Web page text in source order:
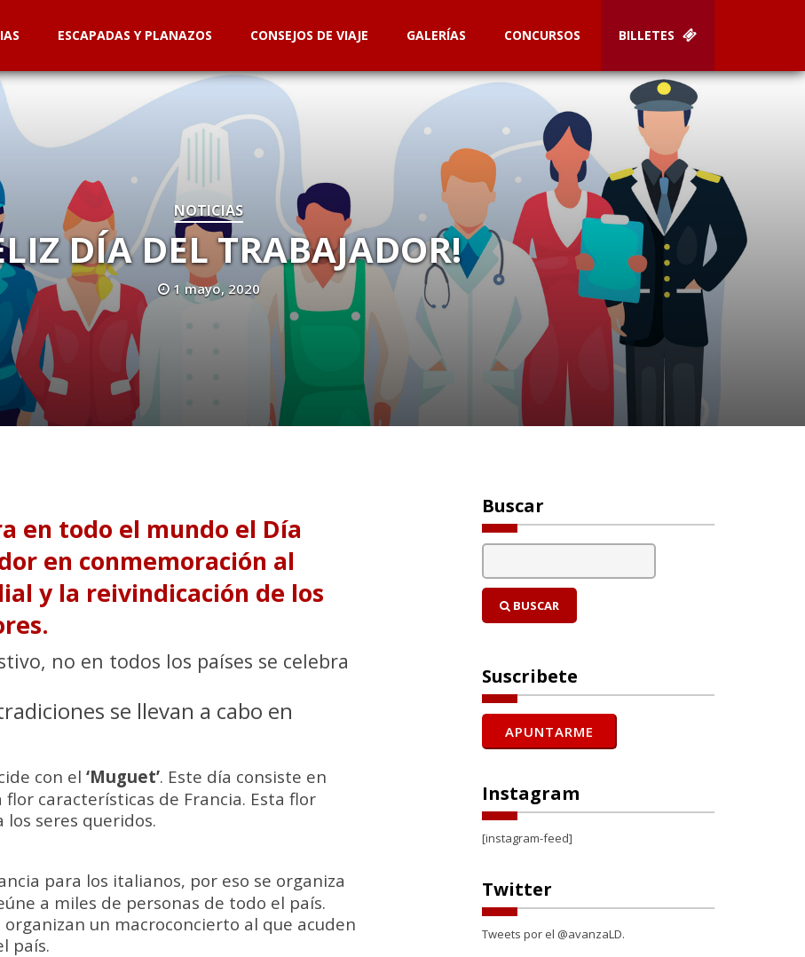
ESCAPADAS Y PLANAZOS CONSEJOS DE VIAJE GALERÍAS CONCURSOS BILLETES
NOTICIAS
DÍA DEL TRABAJADOR!
1 mayo, 2020
en todo el mundo el Día
en conmemoración al
y la reivindicación de los
no en todos los países se celebra
se llevan a cabo en
con el ‘Muguet’. Este día consiste en
características de Francia. Esta flor
seres queridos.
para los italianos, por eso se organiza
a miles de personas de todo el país.
un macroconcierto al que acuden
país.
Buscar
BUSCAR
Suscribete
Instagram
[instagram-feed]
Twitter
Tweets por el @avanzaLD.